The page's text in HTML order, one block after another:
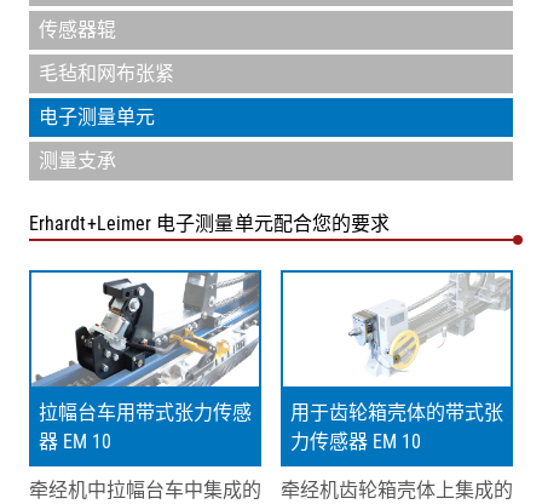
传感器辊
毛毡和网布张紧
电子测量单元
测量支承
Erhardt+Leimer 电子测量单元配合您的要求
拉幅台车用带式张力传感
器 EM 10
牵经机中拉幅台车中集成的
用于齿轮箱壳体的带式张
力传感器 EM 10
牵经机齿轮箱壳体上集成的